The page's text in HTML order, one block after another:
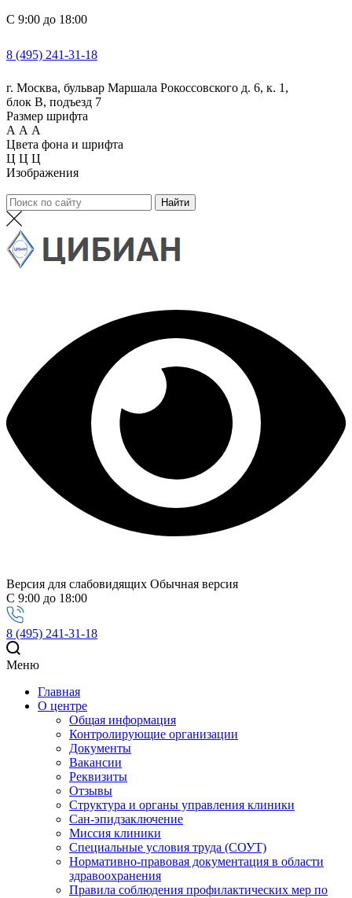
С 9:00 до 18:00
8 (495) 241-31-18
г. Москва, бульвар Маршала Рокоссовского д. 6, к. 1,
блок В, подъезд 7
Размер шрифта
А А А
Цвета фона и шрифта
Ц Ц Ц
Изображения
Версия для слабовидящих Обычная версия
С 9:00 до 18:00
8 (495) 241-31-18
Меню
Главная
О центре
Общая информация
Контролирующие организации
Документы
Вакансии
Реквизиты
Отзывы
Структура и органы управления клиники
Сан-эпидзаключение
Миссия клиники
Специальные условия труда (СОУТ)
Нормативно-правовая документация в области
здравоохранения
Правила соблюдения профилактических мер по